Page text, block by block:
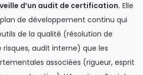
d’un audit de certification. Elle
de développement continu qui
de la qualité (résolution de
risques, audit interne) que les
associées (rigueur, esprit